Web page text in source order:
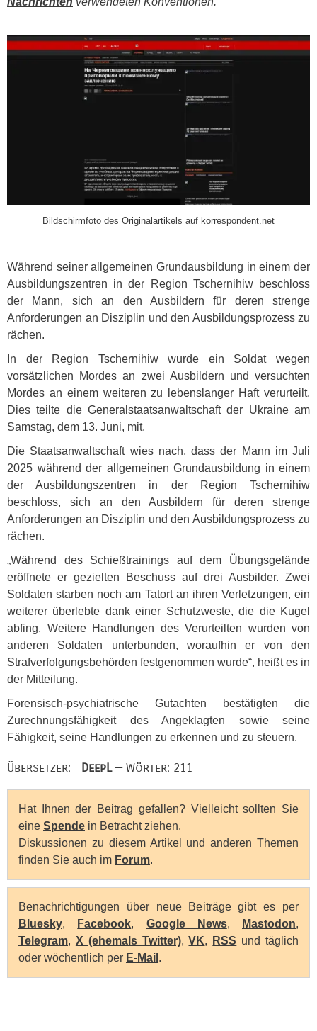
Bildschirmfoto des Originalartikels auf korrespondent.net
Während seiner allgemeinen Grundausbildung in einem der
Ausbildungszentren in der Region Tschernihiw beschloss
der Mann, sich an den Ausbildern für deren strenge
Anforderungen an Disziplin und den Ausbildungsprozess zu
rächen.
In der Region Tschernihiw wurde ein Soldat wegen
vorsätzlichen Mordes an zwei Ausbildern und versuchten
Mordes an einem weiteren zu lebenslanger Haft verurteilt.
Dies teilte die Generalstaatsanwaltschaft der Ukraine am
Samstag, dem 13. Juni, mit.
Die Staatsanwaltschaft wies nach, dass der Mann im Juli
2025 während der allgemeinen Grundausbildung in einem
der Ausbildungszentren in der Region Tschernihiw
beschloss, sich an den Ausbildern für deren strenge
Anforderungen an Disziplin und den Ausbildungsprozess zu
rächen.
„Während des Schießtrainings auf dem Übungsgelände
eröffnete er gezielten Beschuss auf drei Ausbilder. Zwei
Soldaten starben noch am Tatort an ihren Verletzungen, ein
weiterer überlebte dank einer Schutzweste, die die Kugel
abfing. Weitere Handlungen des Verurteilten wurden von
anderen Soldaten unterbunden, woraufhin er von den
Strafverfolgungsbehörden festgenommen wurde“, heißt es in
der Mitteilung.
Forensisch-psychiatrische Gutachten bestätigten die
Zurechnungsfähigkeit des Angeklagten sowie seine
Fähigkeit, seine Handlungen zu erkennen und zu steuern.
Übersetzer: DeepL— Wörter: 211
Hat Ihnen der Beitrag gefallen? Vielleicht sollten Sie
eine Spende in Betracht ziehen.
Diskussionen zu diesem Artikel und anderen Themen
finden Sie auch im Forum.
Benachrichtigungen über neue Beiträge gibt es per
Bluesky, Facebook, Google News, Mastodon,
Telegram, X (ehemals Twitter),VK, RSS und täglich
oder wöchentlich per E-Mail .